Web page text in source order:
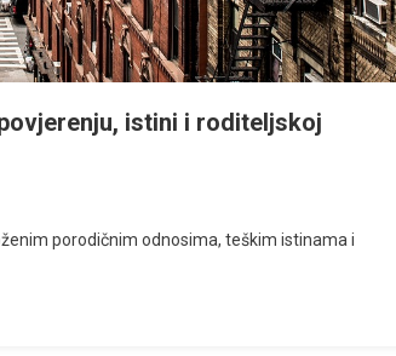
istini i roditeljskoj
porodičnim odnosima, teškim istinama i